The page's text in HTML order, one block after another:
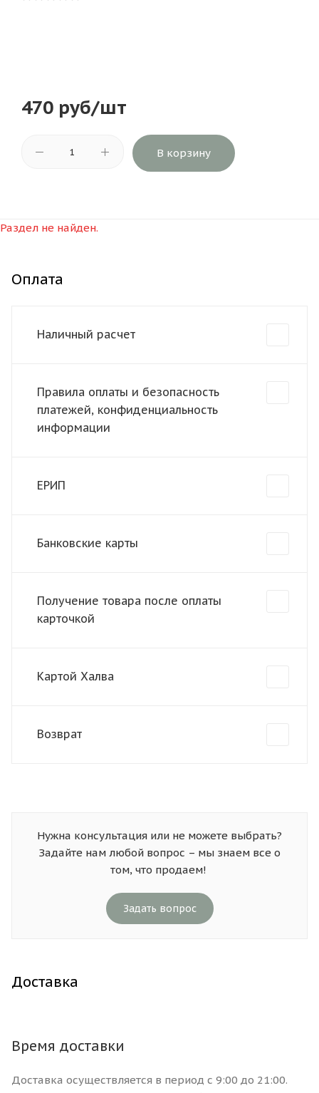
470 руб/шт
В корзину
Раздел не найден.
Оплата
Наличный расчет
Правила оплаты и безопасность
платежей, конфиденциальность
информации
ЕРИП
Банковские карты
Получение товара после оплаты
карточкой
Картой Халва
Возврат
Нужна консультация или не можете выбрать?
Задайте нам любой вопрос – мы знаем все о
том, что продаем!
Задать вопрос
Доставка
Время доставки
Доставка осуществляется в период с 9:00 до 21:00.